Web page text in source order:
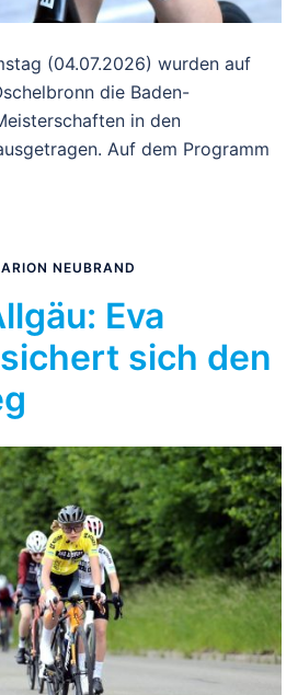
(04.07.2026) wurden auf
die Baden-
in den
Auf dem Programm
NEUBRAND
Eva
sich den